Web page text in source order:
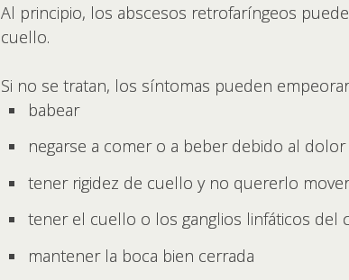
Al principio, los abscesos retrofaríngeos
cuello.
Si no se tratan, los síntomas pueden
babear
negarse a comer o a beber debido al dolor
tener rigidez de cuello y no quererlo
tener el cuello o los ganglios linfáticos del
mantener la boca bien cerrada